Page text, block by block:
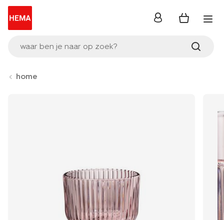
waar ben je naar op zoek?
inloggen
home